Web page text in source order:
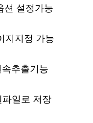
션 설정가능
지지정 가능
추출기능
일로 저장